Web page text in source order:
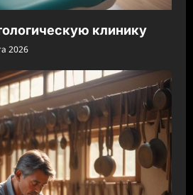
клинику
2026